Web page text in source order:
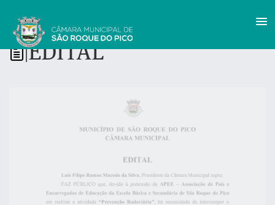
EDITAL